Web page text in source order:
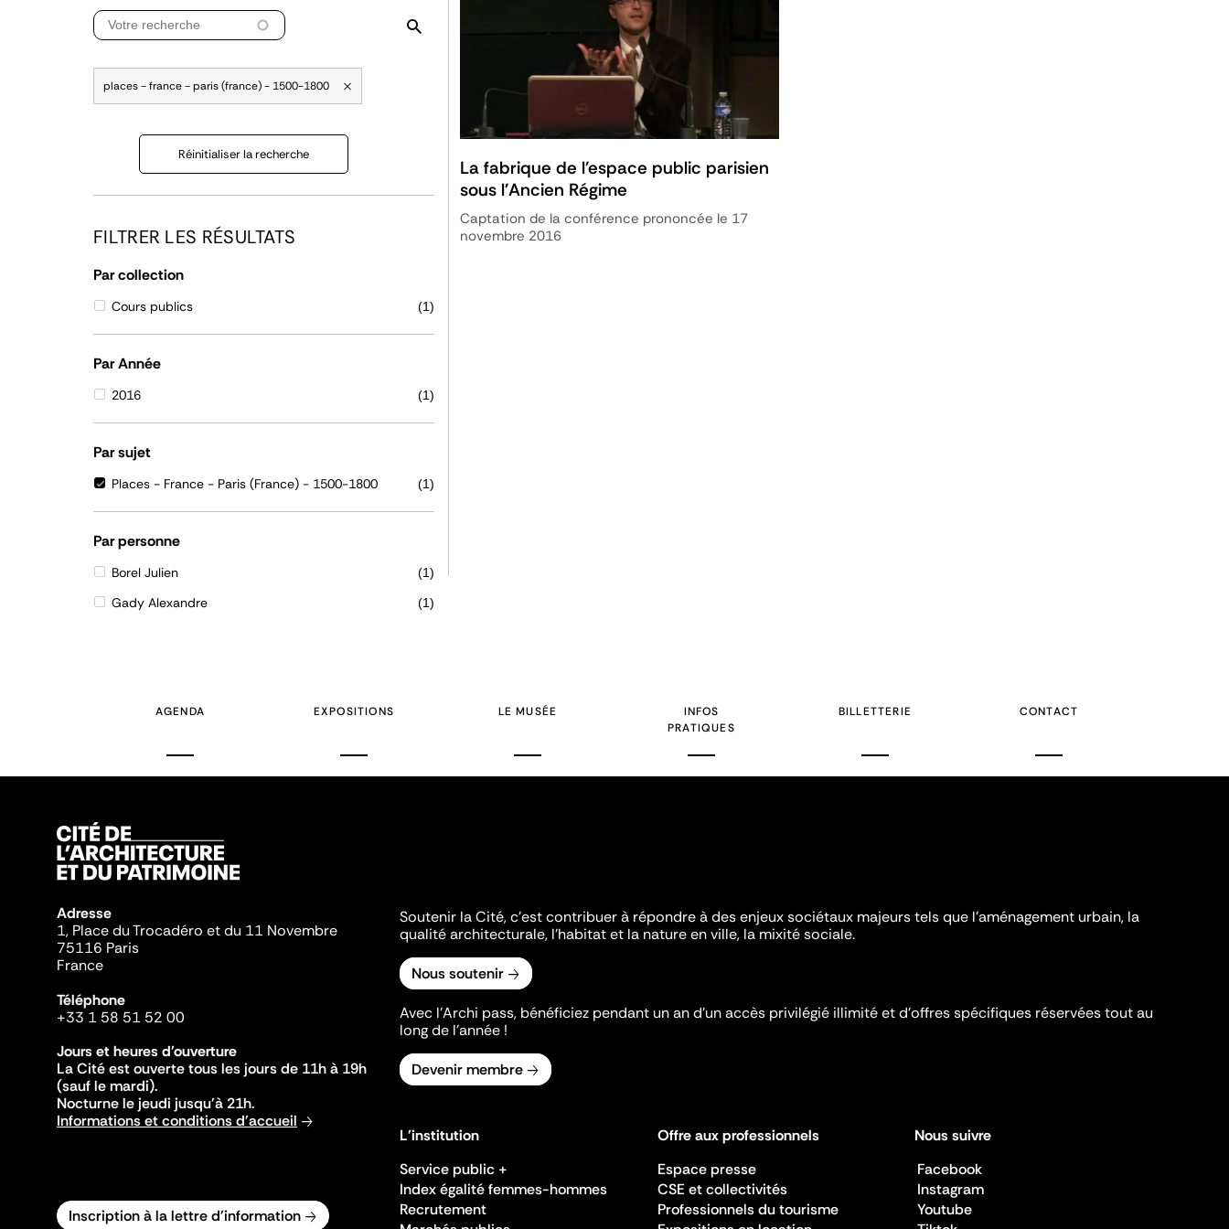
places - france - paris (france) - 1500-1800
Réinitialiser la recherche
FILTRER LES RÉSULTATS
Par collection
Cours publics (1)
Par Année
2016 (1)
Par sujet
Places - France - Paris (France) - 1500-1800 (1)
Par personne
Borel Julien (1)
Gady Alexandre (1)
La fabrique de l'espace public parisien
sous l'Ancien Régime
Captation de la conférence prononcée le 17
novembre 2016
AGENDA EXPOSITIONS LE MUSÉE
INFOS
PRATIQUES
BILLETTERIE CONTACT
Adresse
1, Place du Trocadéro et du 11 Novembre
75116 Paris
France
Téléphone
+33 1 58 51 52 00
Jours et heures d'ouverture
La Cité est ouverte tous les jours de 11h à 19h
(sauf le mardi).
Nocturne le jeudi jusqu'à 21h.
Informations et conditions d'accueil
Inscription à la lettre d'information
Soutenir la Cité, c'est contribuer à répondre à des enjeux sociétaux majeurs tels que l'aménagement urbain, la
qualité architecturale, l'habitat et la nature en ville, la mixité sociale.
Nous soutenir
Avec l’Archi pass, bénéficiez pendant un an d’un accès privilégié illimité et d’offres spécifiques réservées tout au
long de l’année !
Devenir membre
L'institution
Service public +
Index égalité femmes-hommes
Recrutement
Offre aux professionnels
Espace presse
CSE et collectivités
Professionnels du tourisme
Nous suivre
Facebook
Instagram
Youtube